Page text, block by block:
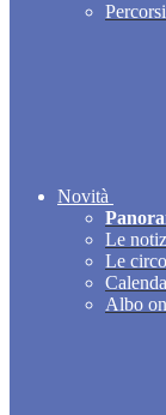
Novità
Le
Le
Albo